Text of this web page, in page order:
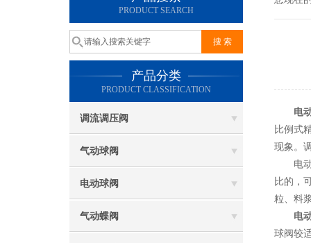
PRODUCT SEARCH
产品分类
PRODUCT CLASSIFICATION
调流调压阀
气动球阀
电动球阀
气动蝶阀
电
比例式
现象。
电动V
比的，
粒、料
电
球阀较